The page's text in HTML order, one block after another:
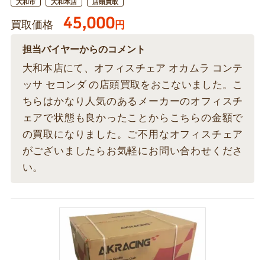
大和市 大和本店 店頭買取
買取価格 45,000円
担当バイヤーからのコメント
大和本店にて、オフィスチェア オカムラ コンテ
ッサ セコンダ の店頭買取をおこないました。こ
ちらはかなり人気のあるメーカーのオフィスチ
ェアで状態も良かったことからこちらの金額で
の買取になりました。ご不用なオフィスチェア
がございましたらお気軽にお問い合わせくださ
い。